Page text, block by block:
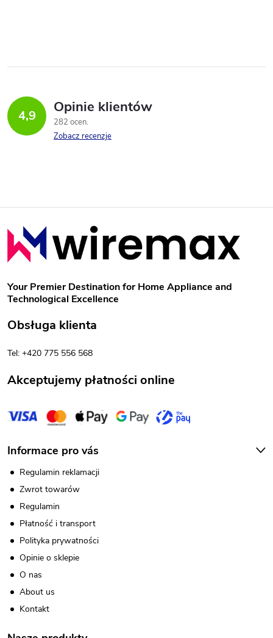
4,9 Opinie klientów
282 ocen
Zobacz recenzje
S
o
p
k
a
Your Premier Destination for Home Appliance and
Technological Excellence
Obsługa klienta
Tel: +420 775 556 568
Akceptujemy płatności online
Informace pro vás
Regulamin reklamacji
Zwrot towarów
Regulamin
Płatność i transport
Polityka prywatności
Opinie o sklepie
O nas
About us
Kontakt